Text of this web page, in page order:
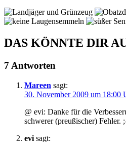
DAS KÖNNTE DIR
7 Antworten
Mareen sagt:
30. November 2009 um 18:00
@ evi: Danke für die
schwerer (preußischer) Fehler.
evi sagt: